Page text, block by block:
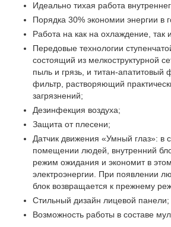
Идеально тихая работа
Порядка 30% экономии энергии в
Работа на как на охлаждение, так
Передовые технологии
состоящий из мелкоструктурной
пыль и грязь, и титан-апатитовый
фильтр, растворяющий
загрязнений;
Дезинфекция воздуха;
Защита от плесени;
Датчик движения «Умный глаз»: в
помещении людей, внутренний
режим ожидания и экономит в
электроэнергии. При появлении
блок возвращается к прежнему
Стильный дизайн лицевой панели;
Возможность работы в составе